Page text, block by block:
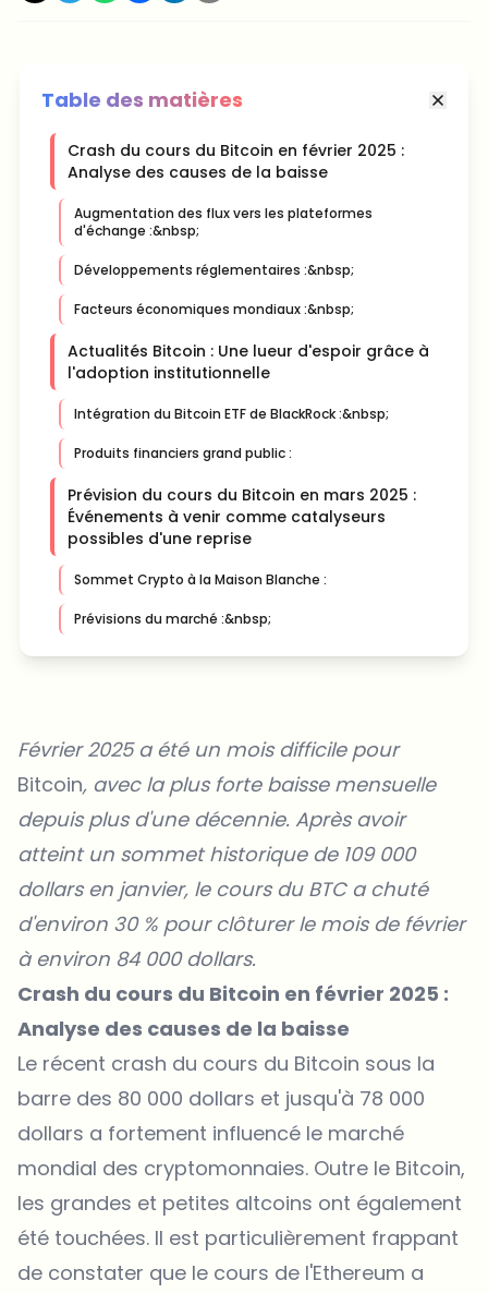
Table des matières
Crash du cours du Bitcoin en février 2025 :
Analyse des causes de la baisse
Augmentation des flux vers les plateformes
d'échange :&nbsp;
Développements réglementaires :&nbsp;
Facteurs économiques mondiaux :&nbsp;
Actualités Bitcoin : Une lueur d'espoir grâce à
l'adoption institutionnelle
Intégration du Bitcoin ETF de BlackRock :&nbsp;
Produits financiers grand public :
Prévision du cours du Bitcoin en mars 2025 :
Événements à venir comme catalyseurs
possibles d'une reprise
Sommet Crypto à la Maison Blanche :
Prévisions du marché :&nbsp;
Février 2025 a été un mois difficile pour
Bitcoin, avec la plus forte baisse mensuelle
depuis plus d'une décennie. Après avoir
atteint un sommet historique de 109 000
dollars en janvier, le cours du BTC a chuté
d'environ 30 % pour clôturer le mois de février
à environ 84 000 dollars.
Crash du cours du Bitcoin en février 2025 :
Analyse des causes de la baisse
Le récent crash du cours du Bitcoin sous la
barre des 80 000 dollars et jusqu'à 78 000
dollars a fortement influencé le marché
mondial des cryptomonnaies. Outre le Bitcoin,
les grandes et petites altcoins ont également
été touchées. Il est particulièrement frappant
de constater que le cours de l'Ethereum a